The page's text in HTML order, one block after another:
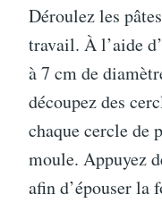
Déroulez les
travail. À l’aide
à 7 cm de
découpez des
chaque cercle de
moule. Appuyez
afin d’épouser la